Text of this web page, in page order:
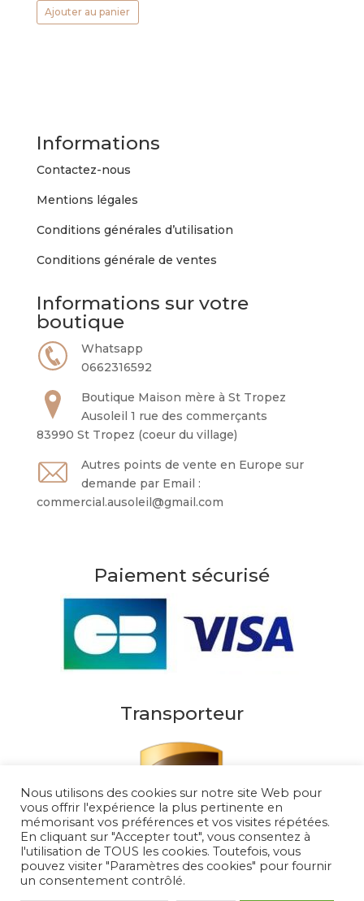
Ajouter au panier
Informations
Contactez-nous
Mentions légales
Conditions générales d’utilisation
Conditions générale de ventes
Informations sur votre
boutique
Whatsapp
0662316592
Boutique Maison mère à St Tropez
Ausoleil 1 rue des commerçants
83990 St Tropez (coeur du village)
Autres points de vente en Europe sur
demande par Email :
commercial.ausoleil@gmail.com
Paiement sécurisé
Transporteur
Nous utilisons des cookies sur notre site Web pour
vous offrir l'expérience la plus pertinente en
mémorisant vos préférences et vos visites répétées.
En cliquant sur "Accepter tout", vous consentez à
l'utilisation de TOUS les cookies. Toutefois, vous
pouvez visiter "Paramètres des cookies" pour fournir
un consentement contrôlé.